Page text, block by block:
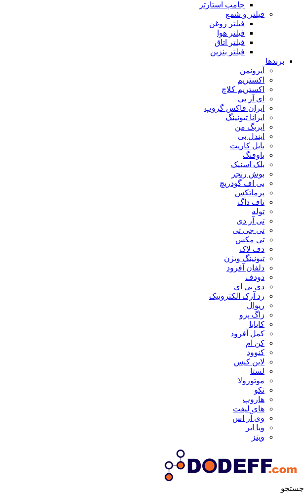
جامپ استارتر
فیلتر و شمع
فیلتر روغن
فیلتر هوا
فیلتر اتاق
فیلتر بنزین
برندها
آیرونمن
اکستریم
اکستریم کلاچ
ای آر بی
ایران فاکس گروپ
ایرانا تیونینگ
ایربگ من
ایندل بی
بابل کارپت
باوفنگ
بلک اسنیک
بوش رنجر
بی اف گودریچ
پرماتکس
تاف داگ
توله
تی آر دی
تی جی تی
تی مکس
دف لاک
تیونینگ ویژن
دلفان آفرود
دودف
دی بی ای
رد آرک الکترونیک
ریوال
زاگ پرو
کایابا
کمل آفرود
کن ام
کنوود
لاین کیس
لستا
موتورولا
نکو
هاروپ
های لیفت
وی آر اس
ویا ایر
وینز
جستجو